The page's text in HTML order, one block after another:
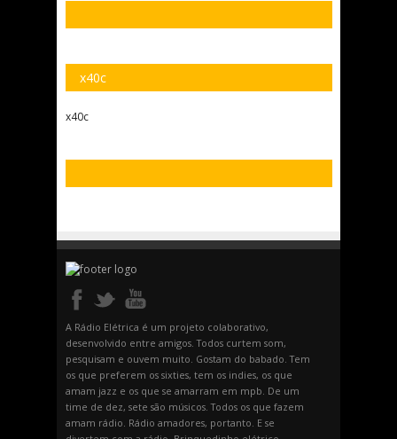
x40c
x40c
A Rádio Elétrica é um projeto colaborativo,
desenvolvido entre amigos. Todos curtem som,
pesquisam e ouvem muito. Gostam do babado. Tem
os que preferem os sixties, tem os indies, os que
amam jazz e os que se amarram em mpb. De um
time de dez, sete são músicos. Todos os que fazem
amam rádio. Rádio amadores, portanto. E se